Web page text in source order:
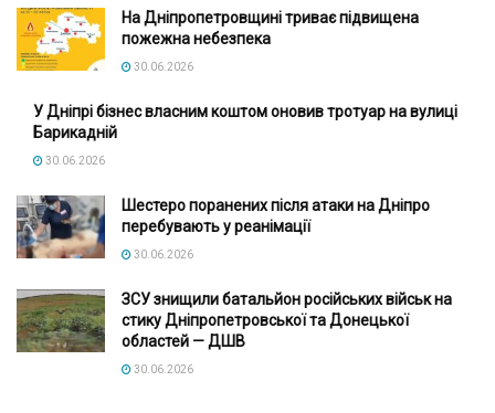
На Дніпропетровщині триває підвищена
пожежна небезпека
30.06.2026
У Дніпрі бізнес власним коштом оновив тротуар на вулиці
Барикадній
30.06.2026
Шестеро поранених після атаки на Дніпро
перебувають у реанімації
30.06.2026
ЗСУ знищили батальйон російських військ на
стику Дніпропетровської та Донецької
областей — ДШВ
30.06.2026